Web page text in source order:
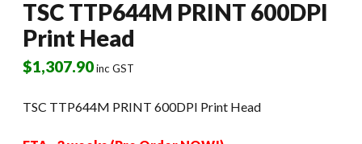
TSC TTP644M PRINT 600DPI
Print Head
$1,307.90inc GST
TSC TTP644M PRINT 600DPI Print Head